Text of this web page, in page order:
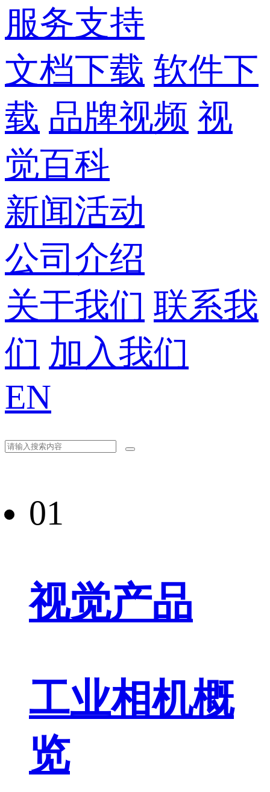
服务支持
文档下载 软件下
载 品牌视频 视
觉百科
新闻活动
公司介绍
关于我们 联系我
们 加入我们
EN
01
视觉产品
工业相机概
览